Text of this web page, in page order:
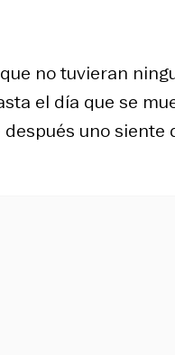
no tuvieran
el día que se
después uno siente